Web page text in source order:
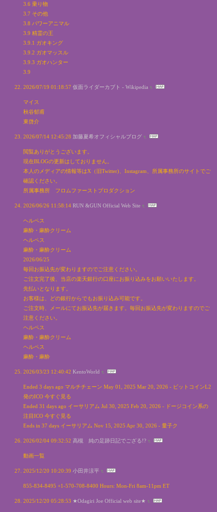
3.6 乗り物
3.7 その他
3.8 パワーアニマル
3.9 精霊の王
3.9.1 ガオキング
3.9.2 ガオマッスル
3.9.3 ガオハンター
3.9
2026/07/19 01:18:57 仮面ライダーカブト - Wikipedia
マイス
秋谷郁甫
東啓介
2026/07/14 12:45:28 加藤夏希オフィシャルブログ
閲覧ありがとうございます。
現在BLOGの更新はしておりません。
本人のメディアの情報等はX（旧Twitter)、Instagram、所属事務所のサイトでご
確認ください。
所属事務所 フロムファーストプロダクション
2026/06/26 11:58:14 RUN &GUN Official Web Site
ヘルペス
麻酔・麻酔クリーム
ヘルペス
麻酔・麻酔クリーム
2026/06/25
毎回お振込先が変わりますのでご注意ください。
ご注文完了後、当店の楽天銀行の口座にお振り込みをお願いいたします。
先払いとなります。
お客様は、どの銀行からでもお振り込み可能です。
ご注文時、メールにてお振込先が届きます。毎回お振込先が変わりますのでご
注意ください。
ヘルペス
麻酔・麻酔クリーム
ヘルペス
麻酔・麻酔
2026/03/23 12:40:42 KentoWorld
Ended 3 days ago マルチチェーン May 01, 2025 Mar 20, 2026 - ビットコインL2
発のICO 今すぐ見る
Ended 31 days ago イーサリアム Jul 30, 2025 Feb 20, 2026 - ドージコイン系の
注目ICO 今すぐ見る
Ends in 37 days イーサリアム Nov 15, 2025 Apr 30, 2026 - 量子ク
2026/02/04 09:32:52 高槻 純の足跡日記でござる!?
動画一覧
2025/12/20 10:20:39 小田井涼平
855-834-8495 +1-570-708-8400 Hours: Mon-Fri 8am-11pm ET
2025/12/20 05:28:53 ★Odagiri Joe Official web site★